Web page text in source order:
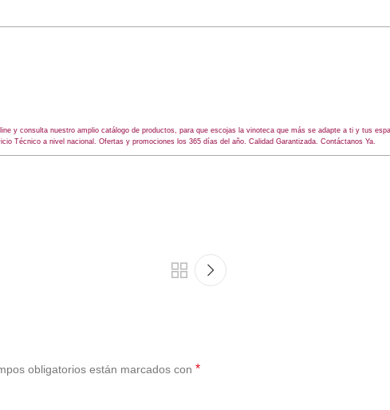
y consulta nuestro amplio catálogo de productos, para que escojas la vinoteca que más se adapte a ti y tus
Técnico a nivel nacional. Ofertas y promociones los 365 días del año. Calidad Garantizada. Contáctanos Ya.
obligatorios están marcados con *